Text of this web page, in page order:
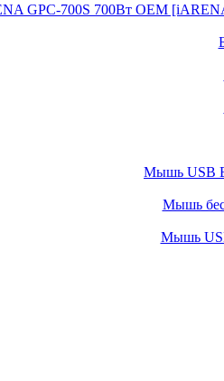
GPC-700S 700Вт OEM
Мышь USB
Мышь
Мышь